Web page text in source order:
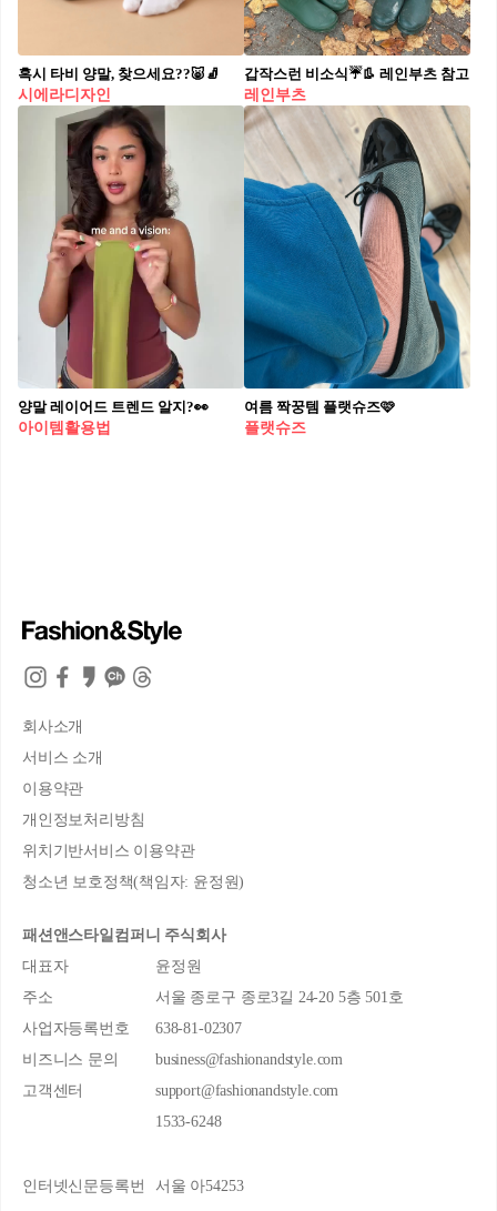
혹시 타비 양말, 찾으세요??🐷🧦
시에라디자인
갑작스런 비소식☔️👢 레인부츠 참고
레인부츠
양말 레이어드 트렌드 알지?👀
아이템활용법
여름 짝꿍템 플랫슈즈🩷
플랫슈즈
회사소개
서비스 소개
이용약관
개인정보처리방침
위치기반서비스 이용약관
청소년 보호정책(책임자: 윤정원)
패션앤스타일컴퍼니 주식회사
대표자
윤정원
주소
서울 종로구 종로3길 24-20 5층 501호
사업자등록번호
638-81-02307
비즈니스 문의
business@fashionandstyle.com
고객센터
support@fashionandstyle.com
1533-6248
인터넷신문등록번
서울 아54253